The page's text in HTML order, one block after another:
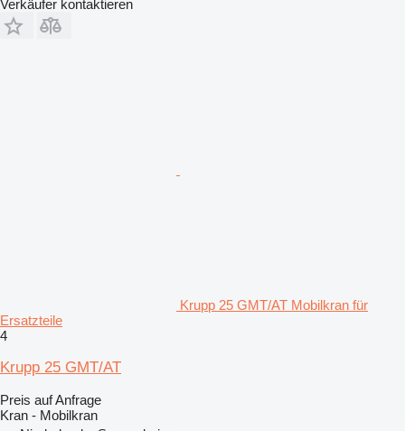
Verkäufer kontaktieren
Krupp 25 GMT/AT Mobilkran für
Ersatzteile
4
Krupp 25 GMT/AT
Preis auf Anfrage
Kran - Mobilkran